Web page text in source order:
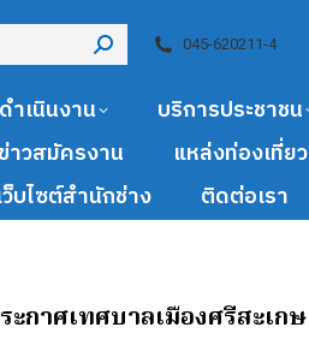
045-620211-4
ำเนินงาน บริการประชาชน
ข่าวสมัครงาน แหล่งท่องเที่ยว
ว็บไซต์สำนักช่าง ติดต่อเรา
ะกาศเทศบาลเมืองศรีสะเกษ